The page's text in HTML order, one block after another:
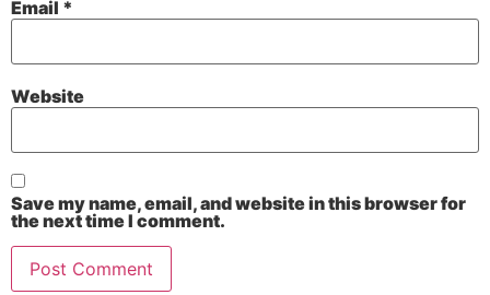
Email *
Website
Save my name, email, and website in this browser for
the next time I comment.